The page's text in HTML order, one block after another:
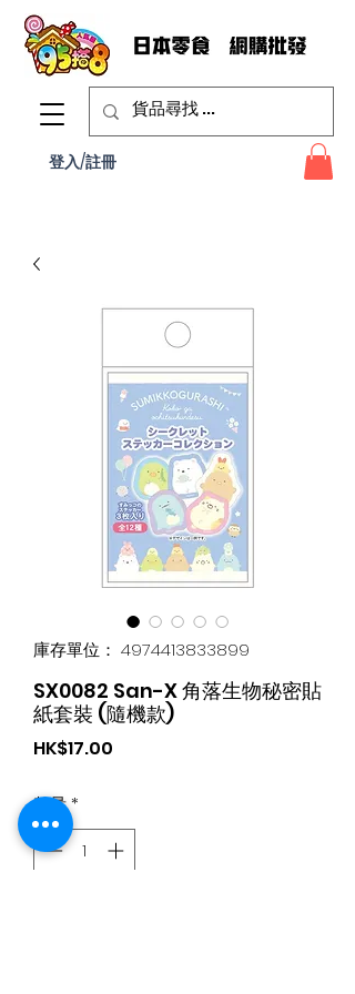
登入/註冊
庫存單位： 4974413833899
SX0082 San-X 角落生物秘密貼
紙套裝 (隨機款)
HK$17.00
數量*